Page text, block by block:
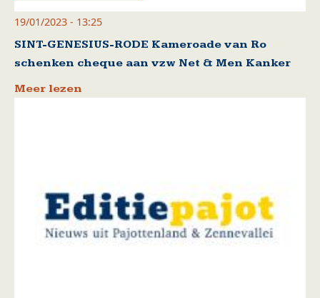
19/01/2023 - 13:25
SINT-GENESIUS-RODE Kameroade van Ro
schenken cheque aan vzw Net & Men Kanker
Meer lezen